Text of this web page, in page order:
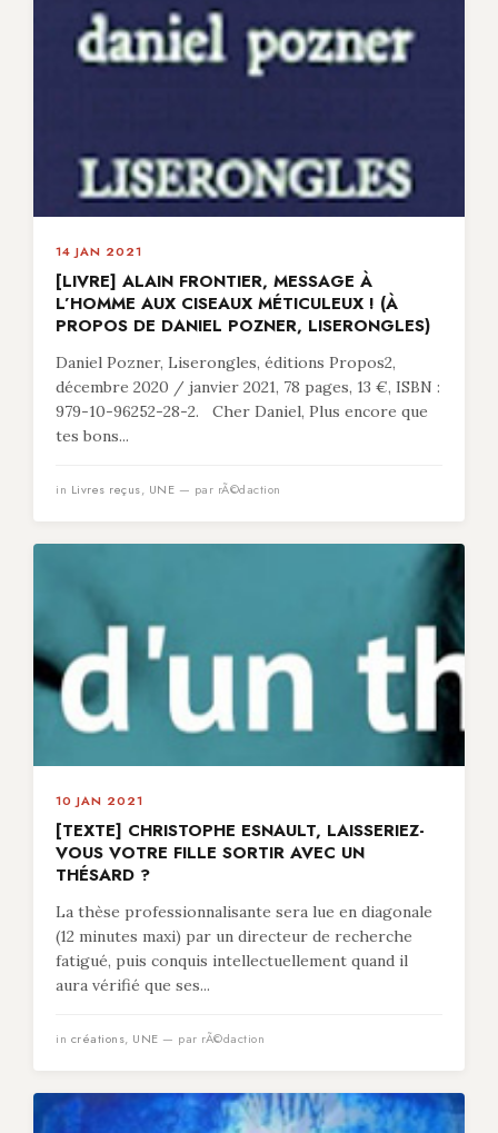
14 JAN 2021
[LIVRE] ALAIN FRONTIER, MESSAGE À
L’HOMME AUX CISEAUX MÉTICULEUX ! (À
PROPOS DE DANIEL POZNER, LISERONGLES)
Daniel Pozner, Liserongles, éditions Propos2,
décembre 2020 / janvier 2021, 78 pages, 13 €, ISBN :
979-10-96252-28-2. Cher Daniel, Plus encore que
tes bons...
in Livres reçus, UNE — par rÃ©daction
10 JAN 2021
[TEXTE] CHRISTOPHE ESNAULT, LAISSERIEZ-
VOUS VOTRE FILLE SORTIR AVEC UN
THÉSARD ?
La thèse professionnalisante sera lue en diagonale
(12 minutes maxi) par un directeur de recherche
fatigué, puis conquis intellectuellement quand il
aura vérifié que ses...
in créations, UNE — par rÃ©daction